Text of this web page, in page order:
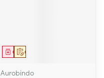
Op voorschrift
Geneesmiddel
Aurobindo